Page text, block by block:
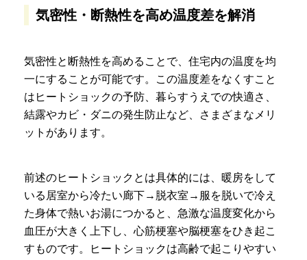
気密性・断熱性を高め温度差を解消
気密性と断熱性を高めることで、住宅内の温度を均
一にすることが可能です。この温度差をなくすこと
はヒートショックの予防、暮らすうえでの快適さ、
結露やカビ・ダニの発生防止など、さまざまなメリ
ットがあります。
前述のヒートショックとは具体的には、暖房をして
いる居室から冷たい廊下→脱衣室→服を脱いで冷え
た身体で熱いお湯につかると、急激な温度変化から
血圧が大きく上下し、心筋梗塞や脳梗塞をひき起こ
すものです。ヒートショックは高齢で起こりやすい